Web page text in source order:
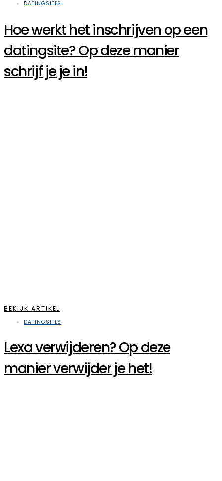
DATINGSITES
Hoe werkt het inschrijven op een
datingsite? Op deze manier
schrijf je je in!
BEKIJK ARTIKEL
DATINGSITES
Lexa verwijderen? Op deze
manier verwijder je het!